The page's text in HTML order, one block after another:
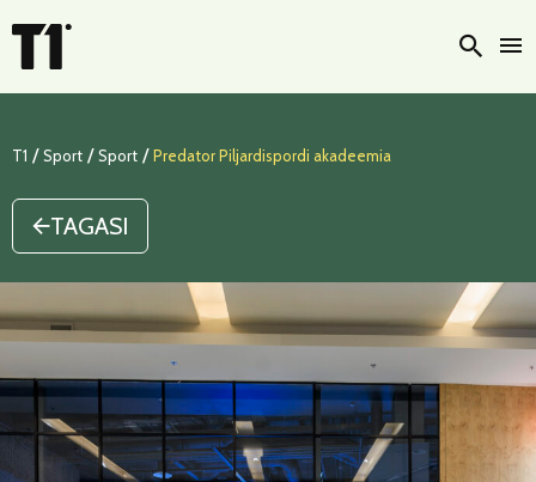
Otsi
T1 / Sport / Sport / Predator Piljardispordi akadeemia
TAGASI